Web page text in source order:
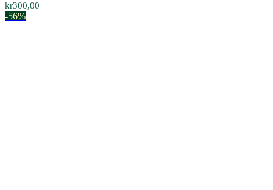
kr300,00
-56%